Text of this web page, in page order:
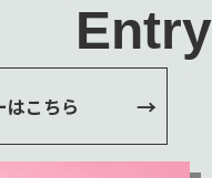
Entry
はこちら